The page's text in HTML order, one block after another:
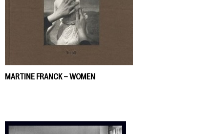
MARTINE FRANCK – WOMEN